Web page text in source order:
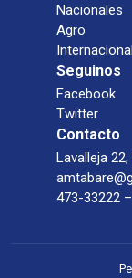
Nacionales
Agro
Seguinos
Facebook
Twitter
Contacto
Lavalleja 22,
473-33222